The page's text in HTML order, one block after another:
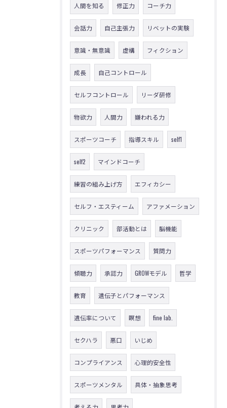
人間を知る 修正力 コーチ力
会話力 自己主張力 リベットの実験
意識・無意識 虚構 フィクション
成長 自己コントロール
セルフコントロール リーダ研修
物欲力 人間力 嫌われる力
スポーツコーチ 指導スキル self1
self2 マインドコーチ
練習の組み上げ方 エフィカシー
セルフ・エスティーム アファメーション
クリニック 部活動とは 脳機能
スポーツパフォーマンス 質問力
傾聴力 承認力 GROWモデル 哲学
教育 遺伝子とパフォーマンス
遺伝率について 瞑想 fine lab.
セクハラ 悪口 いじめ
コンプライアンス 心理的安全性
スポーツメンタル 具体・抽象思考